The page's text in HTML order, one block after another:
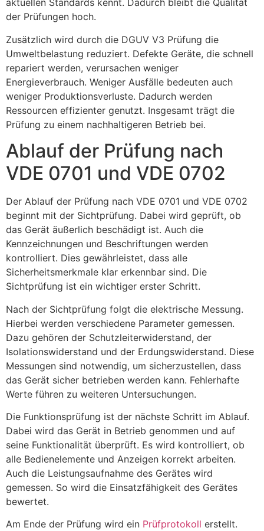
aktuellen Standards kennt. Dadurch bleibt die Qualität
der Prüfungen hoch.
Zusätzlich wird durch die DGUV V3 Prüfung die
Umweltbelastung reduziert. Defekte Geräte, die schnell
repariert werden, verursachen weniger
Energieverbrauch. Weniger Ausfälle bedeuten auch
weniger Produktionsverluste. Dadurch werden
Ressourcen effizienter genutzt. Insgesamt trägt die
Prüfung zu einem nachhaltigeren Betrieb bei.
Ablauf der Prüfung nach
VDE 0701 und VDE 0702
Der Ablauf der Prüfung nach VDE 0701 und VDE 0702
beginnt mit der Sichtprüfung. Dabei wird geprüft, ob
das Gerät äußerlich beschädigt ist. Auch die
Kennzeichnungen und Beschriftungen werden
kontrolliert. Dies gewährleistet, dass alle
Sicherheitsmerkmale klar erkennbar sind. Die
Sichtprüfung ist ein wichtiger erster Schritt.
Nach der Sichtprüfung folgt die elektrische Messung.
Hierbei werden verschiedene Parameter gemessen.
Dazu gehören der Schutzleiterwiderstand, der
Isolationswiderstand und der Erdungswiderstand. Diese
Messungen sind notwendig, um sicherzustellen, dass
das Gerät sicher betrieben werden kann. Fehlerhafte
Werte führen zu weiteren Untersuchungen.
Die Funktionsprüfung ist der nächste Schritt im Ablauf.
Dabei wird das Gerät in Betrieb genommen und auf
seine Funktionalität überprüft. Es wird kontrolliert, ob
alle Bedienelemente und Anzeigen korrekt arbeiten.
Auch die Leistungsaufnahme des Gerätes wird
gemessen. So wird die Einsatzfähigkeit des Gerätes
bewertet.
Am Ende der Prüfung wird ein Prüfprotokoll erstellt.